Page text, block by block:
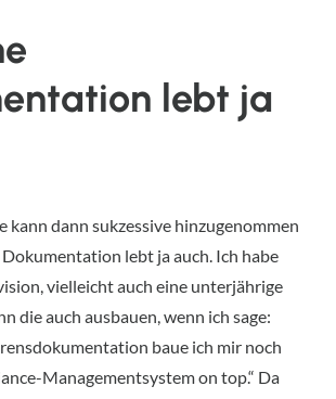
lebt ja
kann dann sukzessive hinzugenommen
Dokumentation lebt ja auch. Ich habe
vielleicht auch eine unterjährige
die auch ausbauen, wenn ich sage:
baue ich mir noch
Managementsystem on top.“ Da